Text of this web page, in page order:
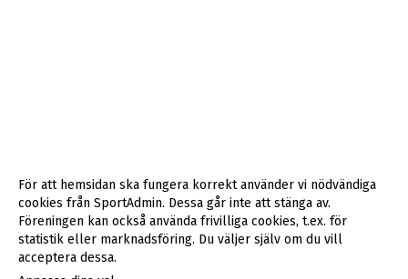
För att hemsidan ska fungera korrekt använder vi nödvändiga
cookies från SportAdmin. Dessa går inte att stänga av.
Föreningen kan också använda frivilliga cookies, t.ex. för
statistik eller marknadsföring. Du väljer själv om du vill
acceptera dessa.